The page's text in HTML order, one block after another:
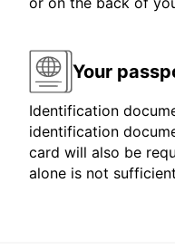
Your
Identification
identification
card will also be
alone is not